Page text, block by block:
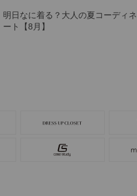
明日なに着る？大人の夏コーディネ
ート【8月】